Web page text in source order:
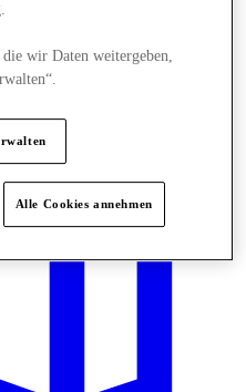
wir Daten weitergeben,
Alle Cookies annehmen